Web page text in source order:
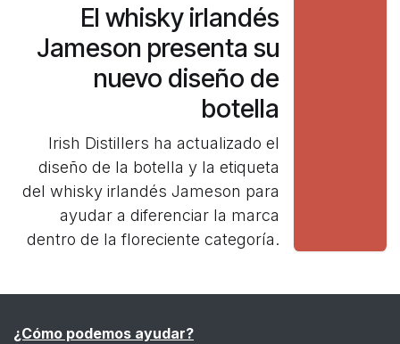
El whisky irlandés
Jameson presenta su
nuevo diseño de
botella
Irish Distillers ha actualizado el
diseño de la botella y la etiqueta
del whisky irlandés Jameson para
ayudar a diferenciar la marca
dentro de la floreciente categoría.
¿Cómo podemos ayudar?